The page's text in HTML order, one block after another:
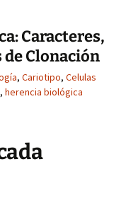
Caracteres,
de Clonación
, Cariotipo, Celulas
, herencia biológica